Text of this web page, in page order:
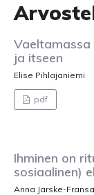
Vaeltamassa
ja itseen
Elise Pihlajaniemi
pdf
Ihminen on
sosiaalinen)
Anna Jarske-